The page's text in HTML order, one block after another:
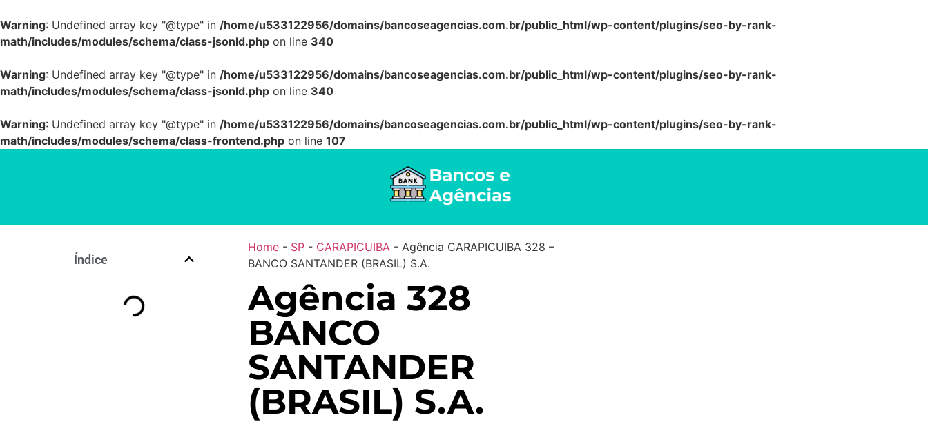
Warning: Undefined array key "@type" in /home/u533122956/domains/bancoseagencias.com.br/public_html/wp-content/plugins/seo-by-rank-
math/includes/modules/schema/class-jsonld.php on line 340
Warning: Undefined array key "@type" in /home/u533122956/domains/bancoseagencias.com.br/public_html/wp-content/plugins/seo-by-rank-
math/includes/modules/schema/class-jsonld.php on line 340
Warning: Undefined array key "@type" in /home/u533122956/domains/bancoseagencias.com.br/public_html/wp-content/plugins/seo-by-rank-
math/includes/modules/schema/class-frontend.php on line 107
Índice
Home- SP- CARAPICUIBA - Agência CARAPICUIBA 328 –
BANCO SANTANDER (BRASIL) S.A.
Agência 328
BANCO
SANTANDER
(BRASIL) S.A.